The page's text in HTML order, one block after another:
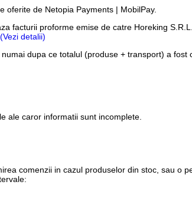
oferite de Netopia Payments | MobilPay.
facturii proforme emise de catre Horeking
(Vezi detalii)
dupa ce totalul (produse + transport) a fost
ale caror informatii sunt incomplete.
comenzii in cazul produselor din stoc, sau o